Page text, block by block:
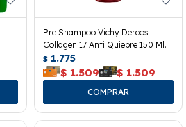
Pre Shampoo Vichy Dercos
Collagen 17 Anti Quiebre 150 Ml.
$ 1.775
$ 1.509 $ 1.509